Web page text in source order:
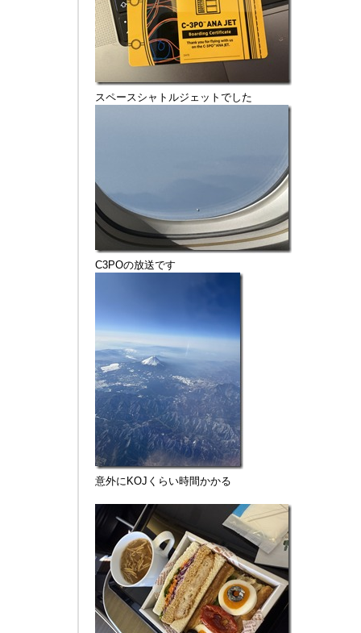
スペースシャトルジェットでした
C3POの放送です
意外にKOJくらい時間かかる